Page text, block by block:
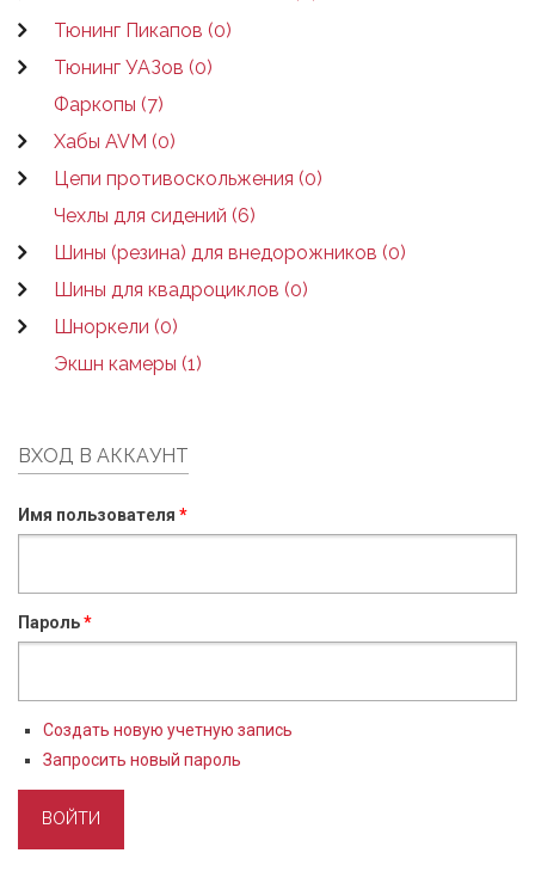
Тюнинг Пикапов (0)
Тюнинг УАЗов (0)
Фаркопы (7)
Хабы AVM (0)
Цепи противоскольжения (0)
Чехлы для сидений (6)
Шины (резина) для внедорожников (0)
Шины для квадроциклов (0)
Шноркели (0)
Экшн камеры (1)
ВХОД В АККАУНТ
Имя пользователя *
Пароль*
Создать новую учетную запись
Запросить новый пароль